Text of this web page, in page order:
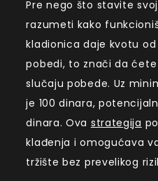
Pre nego što stavite
razumeti kako
kladionica daje kvotu od
pobedi, to znači da
slučaju pobede. Uz
je 100 dinara,
dinara. Ova strategija
klađenja i omogućava
tržište bez prevelikog